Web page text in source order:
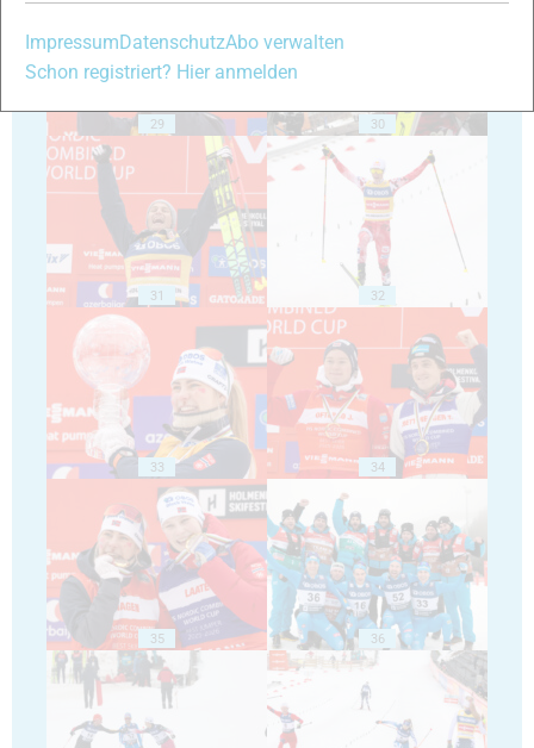
29 30
31 32
33 34
35 36
ImpressumDatenschutzAbo verwalten
Schon registriert? Hier anmelden